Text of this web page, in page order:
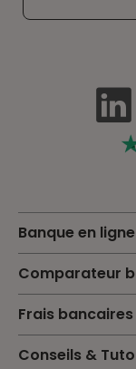
Banque en ligne
Comparateur
Frais bancaires
Conseils & Tuto